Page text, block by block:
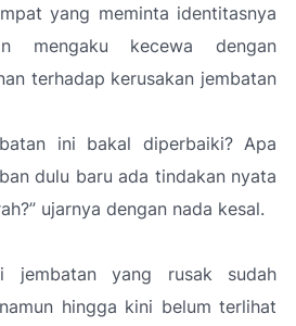
yang meminta identitasnya
mengaku kecewa dengan
terhadap kerusakan jembatan
ini bakal diperbaiki? Apa
dulu baru ada tindakan nyata
ujarnya dengan nada kesal.
jembatan yang rusak sudah
hingga kini belum terlihat